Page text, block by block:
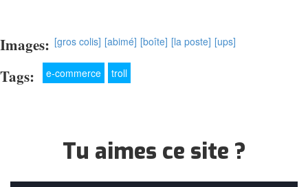
Images: [gros colis] [abimé] [boîte] [la poste] [ups]
Tags: e-commerce troll
Tu aimes ce site ?